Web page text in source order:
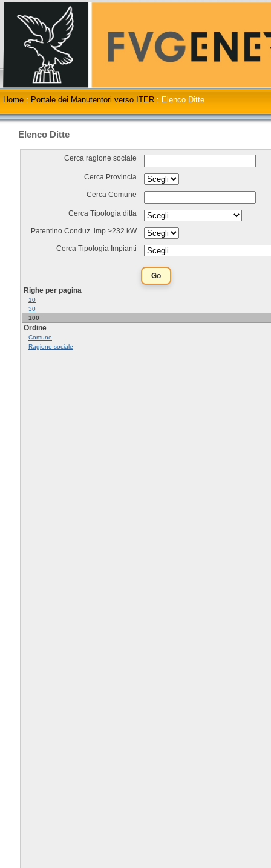
Home : Portale dei Manutentori verso ITER : Elenco Ditte
Elenco Ditte
Cerca ragione sociale
Cerca Provincia
Cerca Comune
Cerca Tipologia ditta
Patentino Conduz. imp.>232 kW
Cerca Tipologia Impianti
Righe per pagina
10
30
100
Ordine
Comune
Ragione sociale